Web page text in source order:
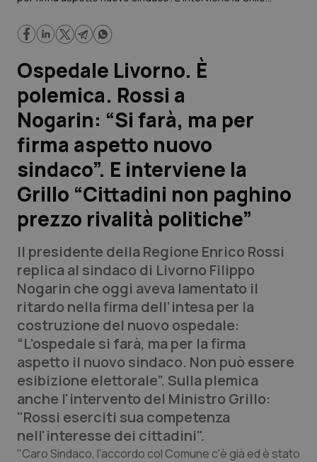
Regioni e Asl
Lavoro e Professioni
Scienza e Farmaci
Studi e Analisi
Lettere al direttore
Edizioni Regionali
QS Pro
Professionisti Sanitari.AI
Abruzzo
Basilicata
Calabria
Campania
Emilia-Romagna
QS Pro Gold
Artrite & artrosi
Asma & BPCO
Car-T
Colesterolo & coronaropatie
QS Club Newsletter
Ospedale Livorno. È
polemica. Rossi a
Nogarin: “Si farà, ma per
firma aspetto nuovo
sindaco”. E interviene la
Grillo “Cittadini non paghino
prezzo rivalità politiche”
Il presidente della Regione Enrico Rossi
replica al sindaco di Livorno Filippo
Nogarin che oggi aveva lamentato il
ritardo nella firma dell’intesa per la
costruzione del nuovo ospedale:
“L’ospedale si farà, ma per la firma
aspetto il nuovo sindaco. Non può essere
esibizione elettorale”. Sulla plemica
anche l'intervento del Ministro Grillo:
"Rossi eserciti sua competenza
nell'interesse dei cittadini".
"Caro Sindaco, l'accordo col Comune c'è già ed è stato